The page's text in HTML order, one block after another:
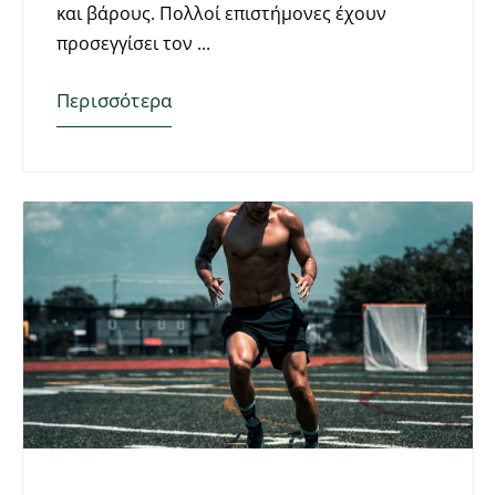
και βάρους. Πολλοί επιστήμονες έχουν
προσεγγίσει τον
Περισσότερα